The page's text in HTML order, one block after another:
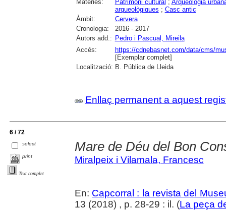
Matèries: Patrimoni cultural ; Arqueologia
arqueològiques ; Casc antic
Àmbit:
Cervera
Cronologia:
2016 - 2017
Autors add.: Pedro i Pascual, Mireila
Accés:
https://cdnebasnet.com/data/cms/
[Exemplar complet]
Localització: B. Pública de Lleida
Enllaç permanent a aquest
6 / 72
select
print
Text complet
Mare de Déu del Bon
Miralpeix i Vilamala, Francesc
En: Capcorral : la revista del
13 (2018) , p. 28-29 : il. (La peça